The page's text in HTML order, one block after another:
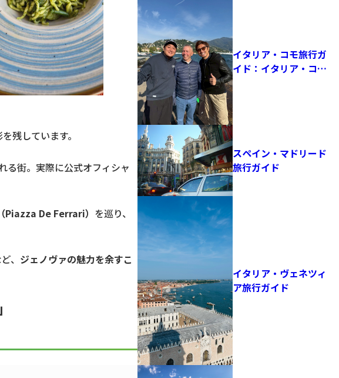
残しています。
る街。実際に公式オフィシャ
Piazza De Ferrari） を巡り、
、 ジェノヴァの魅力を余すこ
イタリア・コモ旅行ガ
イド：イタリア・コモ
を旅して感じた、サッ
カーと湖が融合する街
の魅力
スペイン・マドリード
旅行ガイド
イタリア・ヴェネツィ
ア旅行ガイド